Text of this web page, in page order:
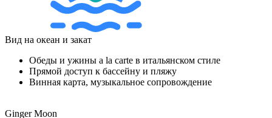
Вид на океан и закат
Обеды и ужины a la carte в итальянском стиле
Прямой доступ к бассейну и пляжу
Винная карта, музыкальное сопровождение
Ginger Moon